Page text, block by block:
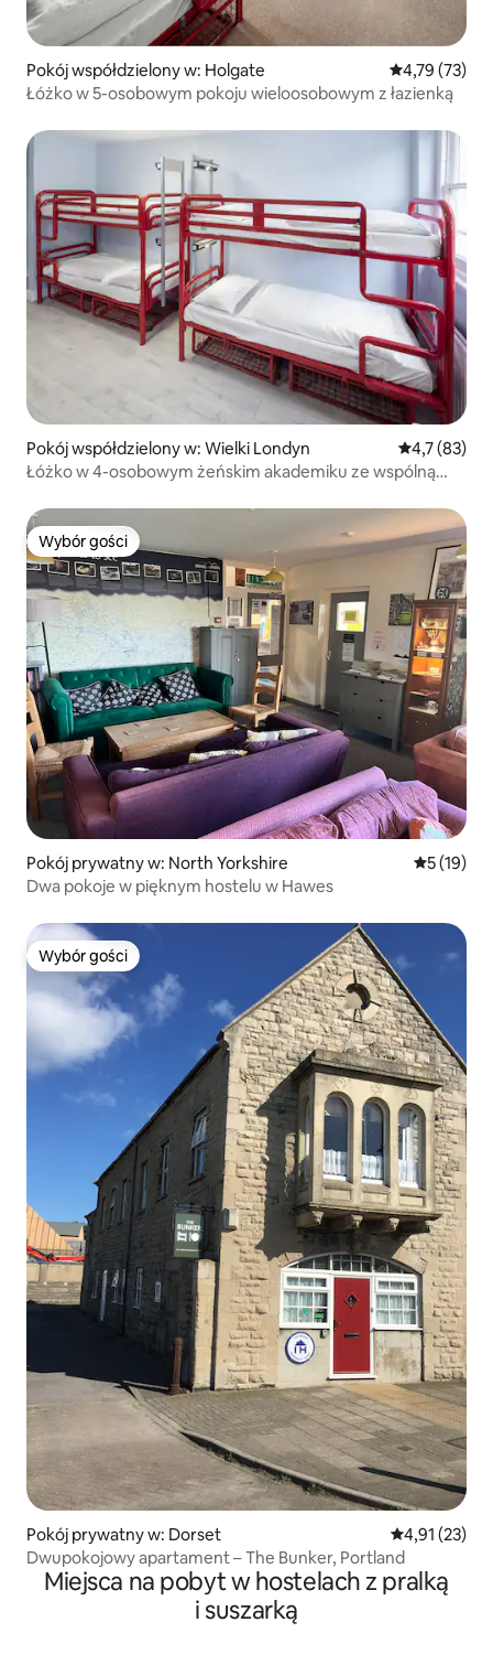
Pokój współdzielony w: Holgate Średnia
4,79 (73)
Łóżko w 5-osobowym pokoju wieloosobowym z łazienką
Pokój współdzielony w: Wielki Londyn Średnia
4,7 (83)
Łóżko w 4-osobowym żeńskim akademiku ze wspólną
Wybór gości
Wybór gości
Pokój prywatny w: North Yorkshire Średnia
5 (19)
Dwa pokoje w pięknym hostelu w Hawes
Wybór gości
Wybór gości
Pokój prywatny w: Dorset Średnia
4,91 (23)
Dwupokojowy apartament – The Bunker, Portland
Miejsca na pobyt w hostelach z pralką
i suszarką